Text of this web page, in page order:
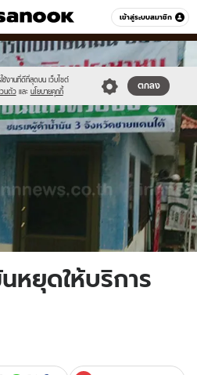
เข้าสู่ระบบสมาชิก
หมวดอื่นๆ
ช้งานที่ดีที่สุดบน เว็บไซต์
วนตัว และ นโยบายคุกกี้
ตกลง
631564-
หยุดให้บริการ